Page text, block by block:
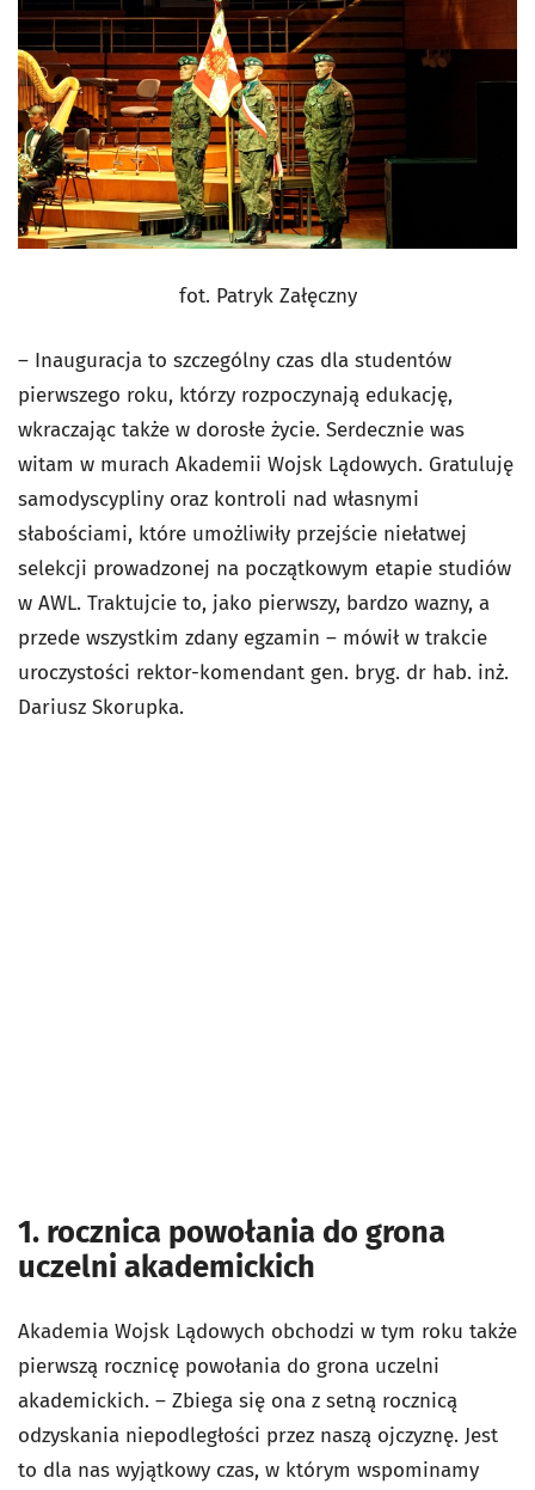
fot. Patryk Załęczny
– Inauguracja to szczególny czas dla studentów
pierwszego roku, którzy rozpoczynają edukację,
wkraczając także w dorosłe życie. Serdecznie was
witam w murach Akademii Wojsk Lądowych. Gratuluję
samodyscypliny oraz kontroli nad własnymi
słabościami, które umożliwiły przejście niełatwej
selekcji prowadzonej na początkowym etapie studiów
w AWL. Traktujcie to, jako pierwszy, bardzo wazny, a
przede wszystkim zdany egzamin – mówił w trakcie
uroczystości rektor-komendant gen. bryg. dr hab. inż.
Dariusz Skorupka.
1. rocznica powołania do grona
uczelni akademickich
Akademia Wojsk Lądowych obchodzi w tym roku także
pierwszą rocznicę powołania do grona uczelni
akademickich. – Zbiega się ona z setną rocznicą
odzyskania niepodległości przez naszą ojczyznę. Jest
to dla nas wyjątkowy czas, w którym wspominamy